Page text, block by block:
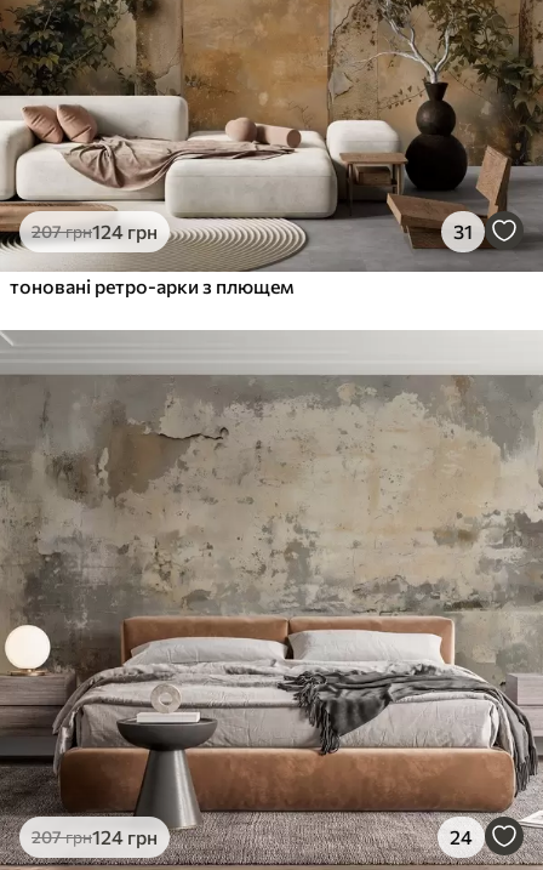
207грн124 грн 31
тоновані ретро-арки з плющем
207грн124 грн 24